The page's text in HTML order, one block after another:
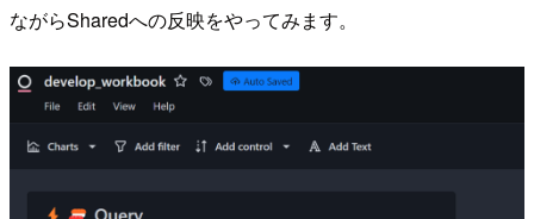
ながらSharedへの反映をやってみます。